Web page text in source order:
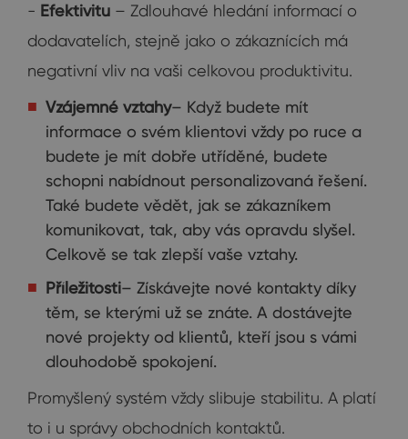
- Efektivitu – Zdlouhavé hledání informací o
dodavatelích, stejně jako o zákaznících má
negativní vliv na vaši celkovou produktivitu.
Vzájemné vztahy– Když budete mít
informace o svém klientovi vždy po ruce a
budete je mít dobře utříděné, budete
schopni nabídnout personalizovaná řešení.
Také budete vědět, jak se zákazníkem
komunikovat, tak, aby vás opravdu slyšel.
Celkově se tak zlepší vaše vztahy.
Příležitosti– Získávejte nové kontakty díky
těm, se kterými už se znáte. A dostávejte
nové projekty od klientů, kteří jsou s vámi
dlouhodobě spokojení.
Promyšlený systém vždy slibuje stabilitu. A platí
to i u správy obchodních kontaktů.